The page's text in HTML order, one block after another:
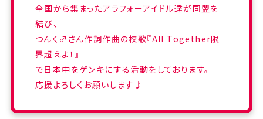
全国から集まったアラフォーアイドル達が同盟を
結び、
つんく♂さん作詞作曲の校歌『All Together限
界超えよ！』
で日本中をゲンキにする活動をしております。
応援よろしくお願いします♪